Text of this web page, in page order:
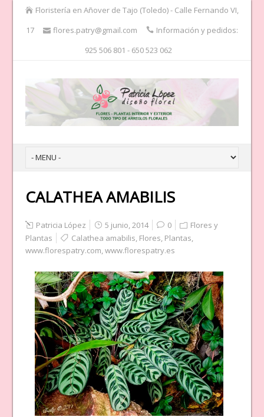
Floristería en Añover de Tajo (Toledo) - Calle Fernando VI,
17
flores.patry@gmail.com
Información y pedidos:
925 506 801 - 650 523 062
CALATHEA AMABILIS
Patricia López 5 junio, 2014 0
Flores y
Plantas
Calathea amabilis, Flores, Plantas,
www.florespatry.com,www.florespatry.es